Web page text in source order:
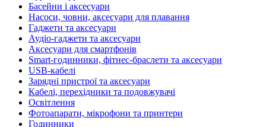
Басейни і аксесуари
Насоси, човни, аксесуари для плавання
Гаджети та аксесуари
Аудіо-гаджети та аксесуари
Аксесуари для смартфонів
Smart-годинники, фітнес-браслети та аксесуари
USB-кабелі
Зарядні пристрої та аксесуари
Кабелі, перехідники та подовжувачі
Освітлення
Фотоапарати, мікрофони та принтери
Годинники